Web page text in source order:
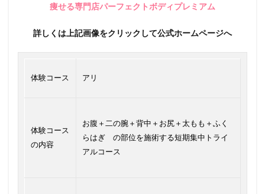
痩せる専門店パーフェクトボディプレミアム
詳しくは上記画像をクリックして公式ホームページへ
体験コース アリ
体験コース
の内容
お腹＋二の腕＋背中＋お尻＋太もも＋ふく
らはぎ の部位を施術する短期集中トライ
アルコース